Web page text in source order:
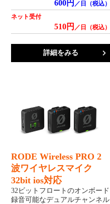
600円 ／日（税込）
ネット受付
510円 ／日（税込）
詳細をみる
RODE Wireless PRO 2
波ワイヤレスマイク
32bit ios対応
32ビットフロートのオンボード
録音可能なデュアルチャンネル